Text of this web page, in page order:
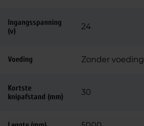
Ingangsspanning
(v)
24
Voeding Zonder voeding
Kortste
knipafstand (mm)
30